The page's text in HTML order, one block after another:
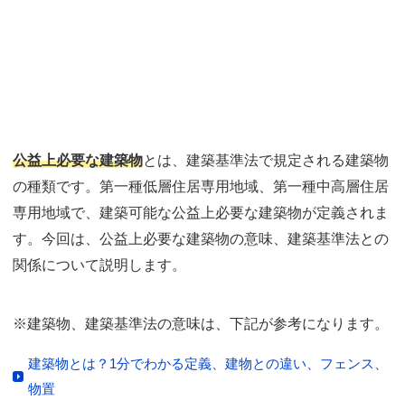
公益上必要な建築物とは、建築基準法で規定される建築物
の種類です。第一種低層住居専用地域、第一種中高層住居
専用地域で、建築可能な公益上必要な建築物が定義されま
す。今回は、公益上必要な建築物の意味、建築基準法との
関係について説明します。
※建築物、建築基準法の意味は、下記が参考になります。
建築物とは？1分でわかる定義、建物との違い、フェンス、
物置